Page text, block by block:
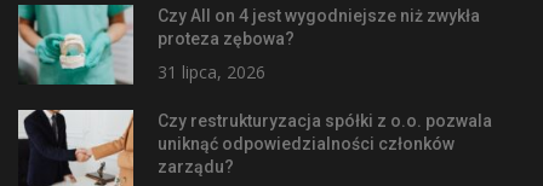
Czy All on 4 jest wygodniejsze niż zwykła
proteza zębowa?
31 lipca, 2026
Czy restrukturyzacja spółki z o.o. pozwala
uniknąć odpowiedzialności członków
zarządu?